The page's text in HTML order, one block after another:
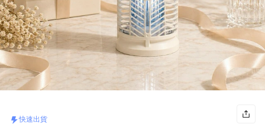
快速出貨